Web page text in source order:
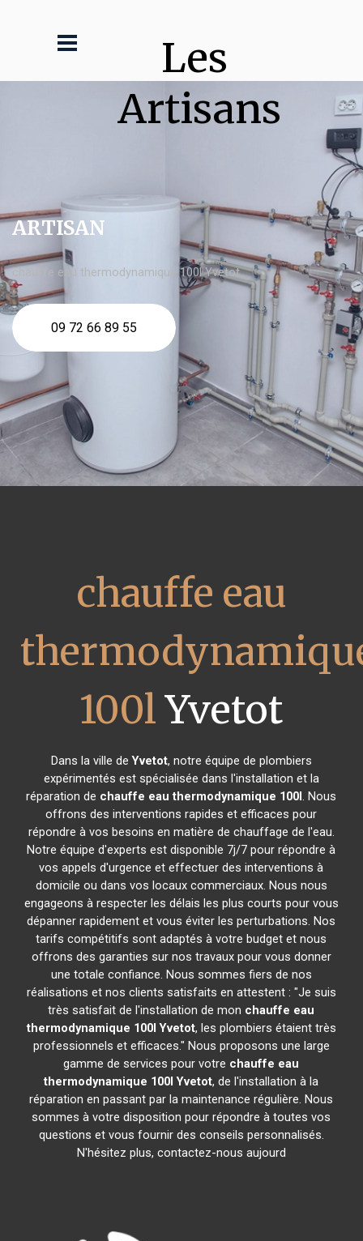
Les
Artisans
ARTISAN
chauffe eau thermodynamique 100l Yvetot
09 72 66 89 55
chauffe eau
100lYvetot
Dans la ville deYvetot, notre équipe de plombiers
expérimentés est spécialisée dans l'installation et la
réparation de chauffe eau thermodynamique 100l. Nous
offrons des interventions rapides et efficaces pour
répondre à vos besoins en matière de chauffage de l'eau.
Notre équipe d'experts est disponible 7j/7 pour répondre à
vos appels d'urgence et effectuer des interventions à
domicile ou dans vos locaux commerciaux. Nous nous
engageons à respecter les délais les plus courts pour vous
dépanner rapidement et vous éviter les perturbations. Nos
tarifs compétitifs sont adaptés à votre budget et nous
offrons des garanties sur nos travaux pour vous donner
une totale confiance. Nous sommes fiers de nos
réalisations et nos clients satisfaits en attestent : "Je suis
très satisfait de l'installation de mon chauffe eau
thermodynamique 100l Yvetot, les plombiers étaient très
professionnels et efficaces." Nous proposons une large
gamme de services pour votre chauffe eau
thermodynamique 100l Yvetot, de l'installation à la
réparation en passant par la maintenance régulière. Nous
sommes à votre disposition pour répondre à toutes vos
questions et vous fournir des conseils personnalisés.
N'hésitez plus, contactez-nous aujourd